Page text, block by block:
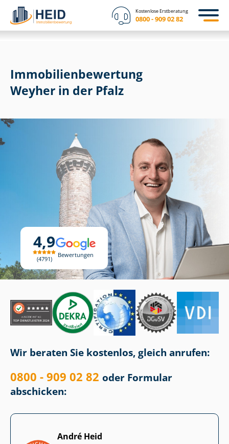
Kostenlose Erstberatung
0800 - 909 02 82
4,9
4791
Bewertungen
Immobilien­bewertung
Weyher in der Pfalz
Wir beraten Sie kostenlos, gleich anrufen:
0800 - 909 02 82 oder Formular
abschicken:
André Heid